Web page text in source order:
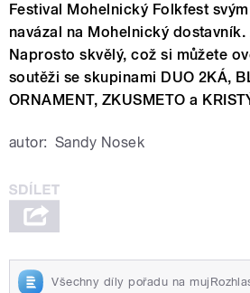
Festival Mohelnický Folkfest
navázal na Mohelnický
Naprosto skvělý, což si můžete
soutěži se skupinami DUO 2KÁ,
ORNAMENT, ZKUSMETO a
autor: Sandy Nosek
Všechny díly pořadu na